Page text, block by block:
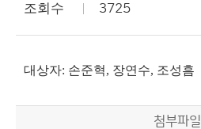
조회수 3725
대상자: 손준혁, 장연수, 조성흠
첨부파일